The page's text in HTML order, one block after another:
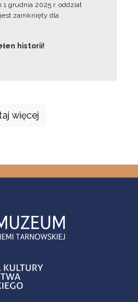
grudnia 2025 r. oddział
zamknięty dla
historii!
więcej